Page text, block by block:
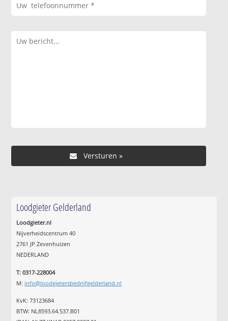
Loodgieter Gelderland
Loodgieter.nl
Nijverheidscentrum 40
2761 JP Zevenhuizen
NEDERLAND
T: 0317-228004
M: info@loodgietersbedrijfgelderland.nl
KvK: 73123684
BTW: NL8593.64.537.B01